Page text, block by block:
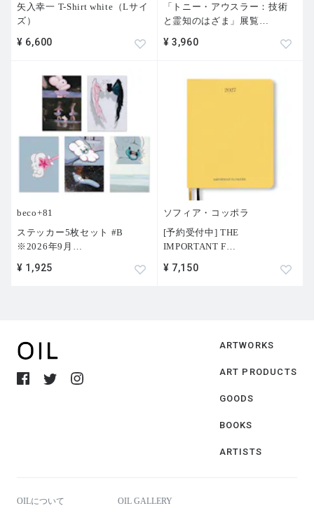
矢入幸一 T-Shirt white（Lサイ
ズ）
¥ 6,600
「トニー・アウスラー：技術
と霊知のはざま」展覧
¥ 3,960
beco+81
ステッカー5枚セット #B
※2026年9月 …
¥ 1,925
ソフィア・コッポラ
[予約受付中] THE
IMPORTANT F…
¥ 7,150
ARTWORKS
ART PRODUCTS
GOODS
BOOKS
ARTISTS
OILについて OIL GALLERY